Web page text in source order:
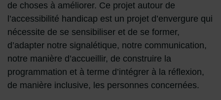
de choses à améliorer. Ce projet autour de
l’accessibilité handicap est un projet d’envergure qui
nécessite de se sensibiliser et de se former,
d’adapter notre signalétique, notre communication,
notre manière d’accueillir, de construire la
programmation et à terme d’intégrer à la réflexion,
de manière inclusive, les personnes concernées.